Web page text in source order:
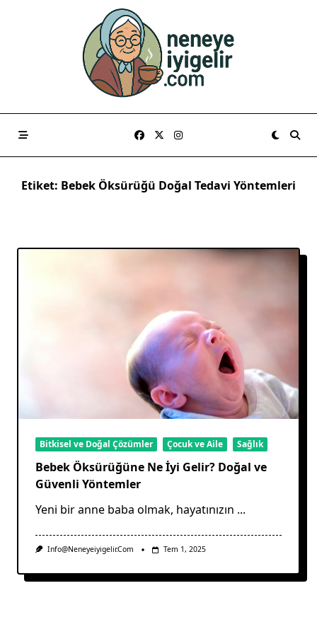
Etiket: Bebek Öksürüğü Doğal Tedavi Yöntemleri
Bitkisel ve Doğal Çözümler Çocuk ve Aile Sağlık
Bebek Öksürüğüne Ne İyi Gelir? Doğal ve
Güvenli Yöntemler
Yeni bir anne baba olmak, hayatınızın ...
Info@neneyeiyigelir.com Tem 1, 2025